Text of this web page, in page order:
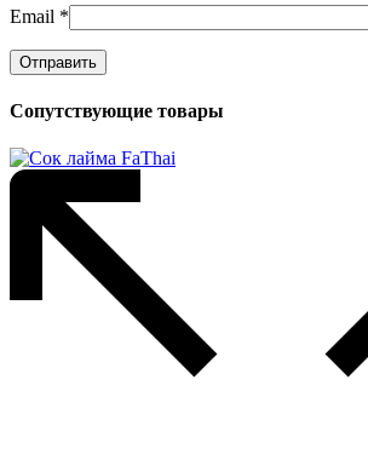
Email *
Сопутствующие товары